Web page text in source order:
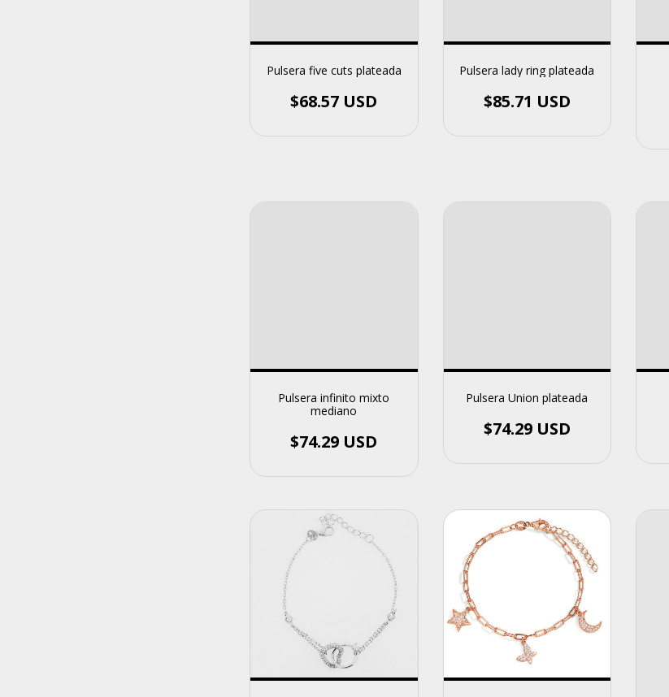
Pulsera five cuts plateada
$68.57 USD
Pulsera lady ring plateada
$85.71 USD
Pulsera infinito mixto
mediano
$74.29 USD
Pulsera Union plateada
$74.29 USD